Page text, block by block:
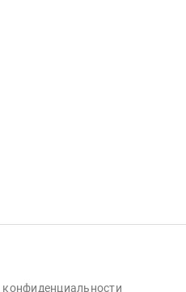
конфиденциальности